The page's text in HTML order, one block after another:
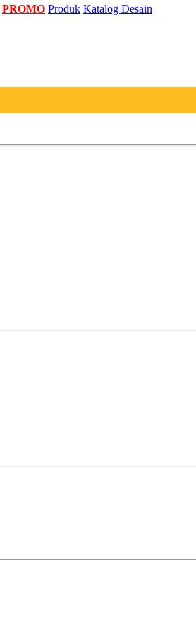
PROMO Produk Katalog Desain